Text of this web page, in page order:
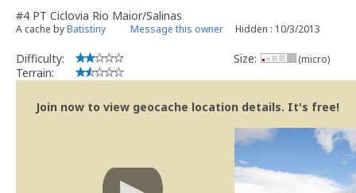
#4 PT Ciclovia Rio Maior/Salinas
A cache byBatistiny Message this owner Hidden : 10/3/2013
Difficulty:
Terrain:
Size: (micro)
Join now to view geocache location details. It's free!